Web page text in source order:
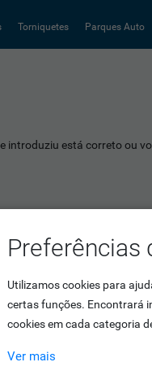
Torniquetes Parques Auto
introduziu está correto ou
Preferências
Utilizamos cookies para
certas funções. Encontrará
cookies em cada categoria
Ver mais